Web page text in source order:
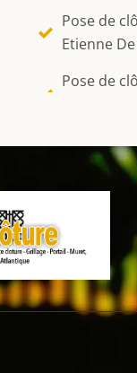
Pose de
Etienne
Pose de